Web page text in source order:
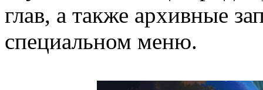
глав, а также архивные
специальном меню.